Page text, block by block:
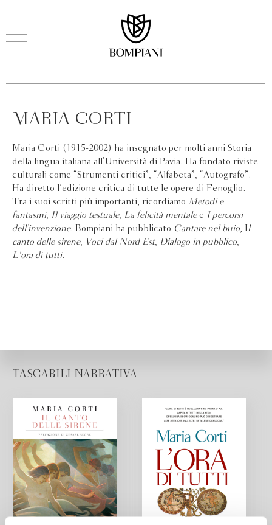
MARIA CORTI
Maria Corti (1915-2002) ha insegnato per molti anni Storia
della lingua italiana all’Università di Pavia. Ha fondato riviste
culturali come “Strumenti critici”, “Alfabeta”, “Autografo”.
Ha diretto l’edizione critica di tutte le opere di Fenoglio.
Tra i suoi scritti più importanti, ricordiamo Metodi e
fantasmi, Il viaggio testuale, La felicità mentale e I percorsi
dell’invenzione. Bompiani ha pubblicato Cantare nel buio, I l
canto delle sirene, Voci dal Nord Est, Dialogo in pubblico,
L'ora di tutti.
TASCABILI NARRATIVA